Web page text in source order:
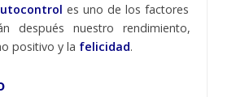
es uno de los factores
después nuestro rendimiento,
positivo y la felicidad.